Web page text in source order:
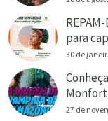
para
30 de
27 de